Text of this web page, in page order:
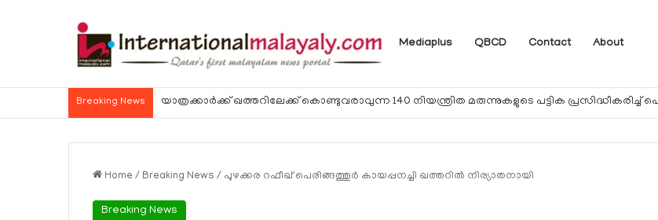
Mediaplus QBCD Contact About
Breaking News
Home / Breaking News / പുഴക്കര റഫീഖ് പെരിങ്ങത്തൂര്‍ കായപ്പനച്ചി ഖത്തറില്‍ നിര്യാതനായി
Breaking News